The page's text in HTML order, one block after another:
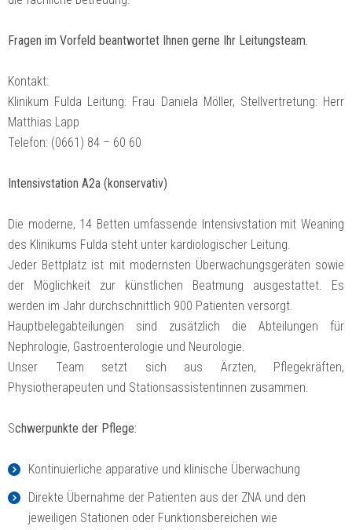
Fragen im Vorfeld beantwortet Ihnen gerne Ihr Leitungsteam.
Kontakt:
Klinikum Fulda Leitung: Frau Daniela Möller, Stellvertretung: Herr
Matthias Lapp
Telefon: (0661) 84 – 60 60
Intensivstation A2a (konservativ)
Die moderne, 14 Betten umfassende Intensivstation mit Weaning
des Klinikums Fulda steht unter kardiologischer Leitung.
Jeder Bettplatz ist mit modernsten Überwachungsgeräten sowie
der Möglichkeit zur künstlichen Beatmung ausgestattet. Es
werden im Jahr durchschnittlich 900 Patienten versorgt.
Hauptbelegabteilungen sind zusätzlich die Abteilungen für
Nephrologie, Gastroenterologie und Neurologie.
Unser Team setzt sich aus Ärzten, Pflegekräften,
Physiotherapeuten und Stationsassistentinnen zusammen.
Schwerpunkte der Pflege:
Kontinuierliche apparative und klinische Überwachung
Direkte Übernahme der Patienten aus der ZNA und den
jeweiligen Stationen oder Funktionsbereichen wie